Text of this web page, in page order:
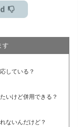
す
している？
いけど併用できる？
ないんだけど？